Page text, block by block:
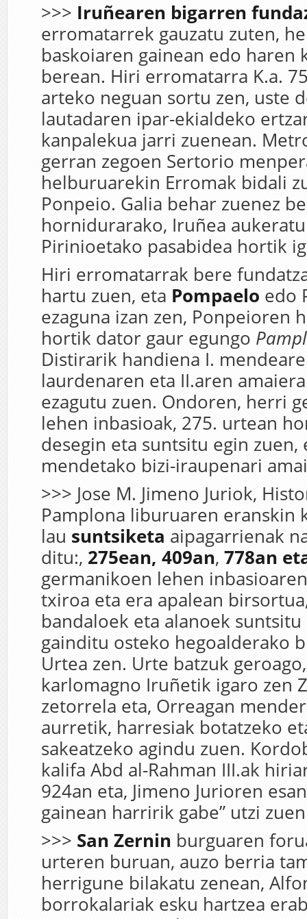
>>> Iruñearen bigarren
erromatarrek gauzatu zuten,
baskoiaren gainean edo haren
berean. Hiri erromatarra K.a.
arteko neguan sortu zen, uste
lautadaren ipar-ekialdeko
kanpalekua jarri zuenean.
gerran zegoen Sertorio
helburuarekin Erromak bidali
Ponpeio. Galia behar zuenez
hornidurarako, Iruñea
Pirinioetako pasabidea hortik
Hiri erromatarrak bere
hartu zuen, eta Pompaelo edo
ezaguna izan zen, Ponpeioren
hortik dator gaur egungo
Distirarik handiena I.
laurdenaren eta II.aren
ezagutu zuen. Ondoren, herri
lehen inbasioak, 275. urtean
desegin eta suntsitu egin zuen,
mendetako bizi-iraupenari
>>> Jose M. Jimeno Juriok,
Pamplona liburuaren eranskin
lau suntsiketa aipagarrienak
ditu:, 275ean, 409an, 778an
germanikoen lehen
txiroa eta era apalean
bandaloek eta alanoek
gainditu osteko hegoalderako
Urtea zen. Urte batzuk
karlomagno Iruñetik igaro zen
zetorrela eta, Orreagan
aurretik, harresiak botatzeko
sakeatzeko agindu zuen.
kalifa Abd al-Rahman III.ak
924an eta, Jimeno Jurioren
gainean harririk gabe” utzi
>>> San Zernin burguaren
urteren buruan, auzo berria
herrigune bilakatu zenean,
borrokalariak esku hartzea